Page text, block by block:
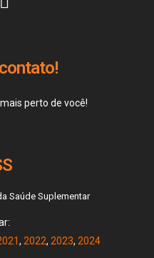
perto de você!
Saúde Suplementar
, 2022, 2023, 2024